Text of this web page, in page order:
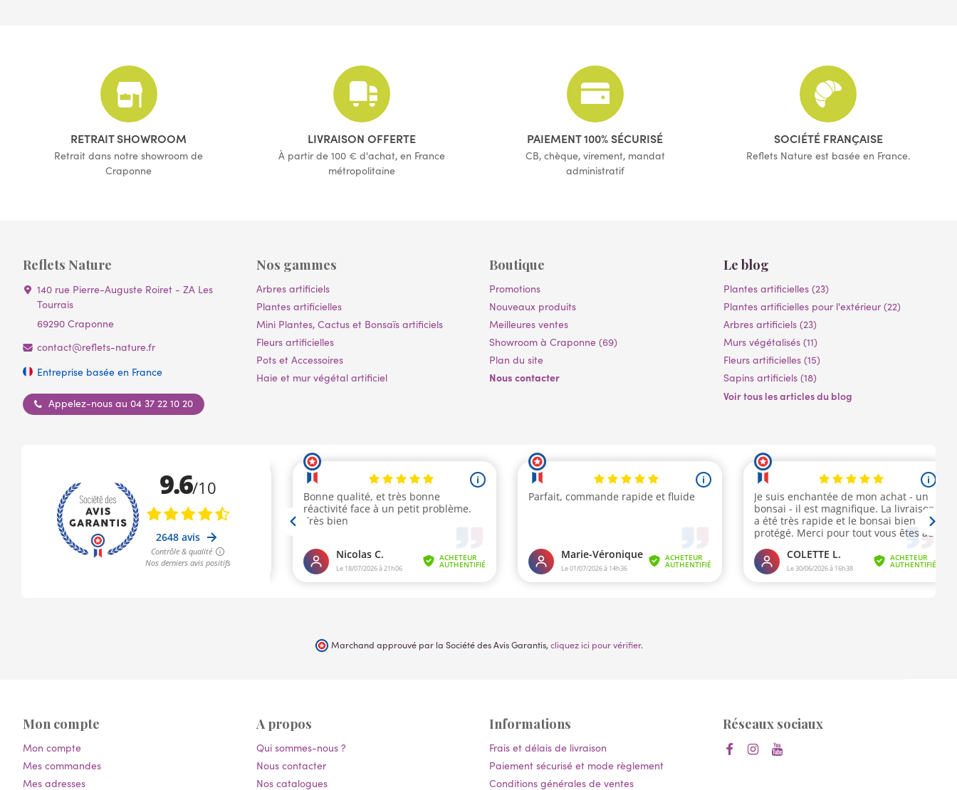
(7 avis) (1 avis) (1 avis)
RETRAIT SHOWROOM
Retrait dans notre showroom de
Craponne
LIVRAISON OFFERTE
À partir de 100 € d'achat, en France
métropolitaine
PAIEMENT 100% SÉCURISÉ
CB, chèque, virement, mandat
administratif
SOCIÉTÉ FRANÇAISE
Reflets Nature est basée en France.
Reflets Nature
140 rue Pierre-Auguste Roiret - ZA Les
Tourrais
69290 Craponne
contact@reflets-nature.fr
Entreprise basée en France
Appelez-nous au 04 37 22 10 20
Nos gammes
Arbres artificiels
Plantes artificielles
Mini Plantes, Cactus et Bonsaïs artificiels
Fleurs artificielles
Pots et Accessoires
Haie et mur végétal artificiel
Boutique
Promotions
Nouveaux produits
Meilleures ventes
Showroom à Craponne (69)
Plan du site
Nous contacter
Le blog
Plantes artificielles (23)
Plantes artificielles pour l'extérieur (22)
Arbres artificiels (23)
Murs végétalisés (11)
Fleurs artificielles (15)
Sapins artificiels (18)
Voir tous les articles du blog
Marchand approuvé par la Société des Avis Garantis, cliquez ici pour vérifier.
Mon compte
Mon compte
Mes commandes
Mes adresses
A propos
Qui sommes-nous ?
Nous contacter
Nos catalogues
Informations
Frais et délais de livraison
Paiement sécurisé et mode règlement
Conditions générales de ventes
Réseaux sociaux